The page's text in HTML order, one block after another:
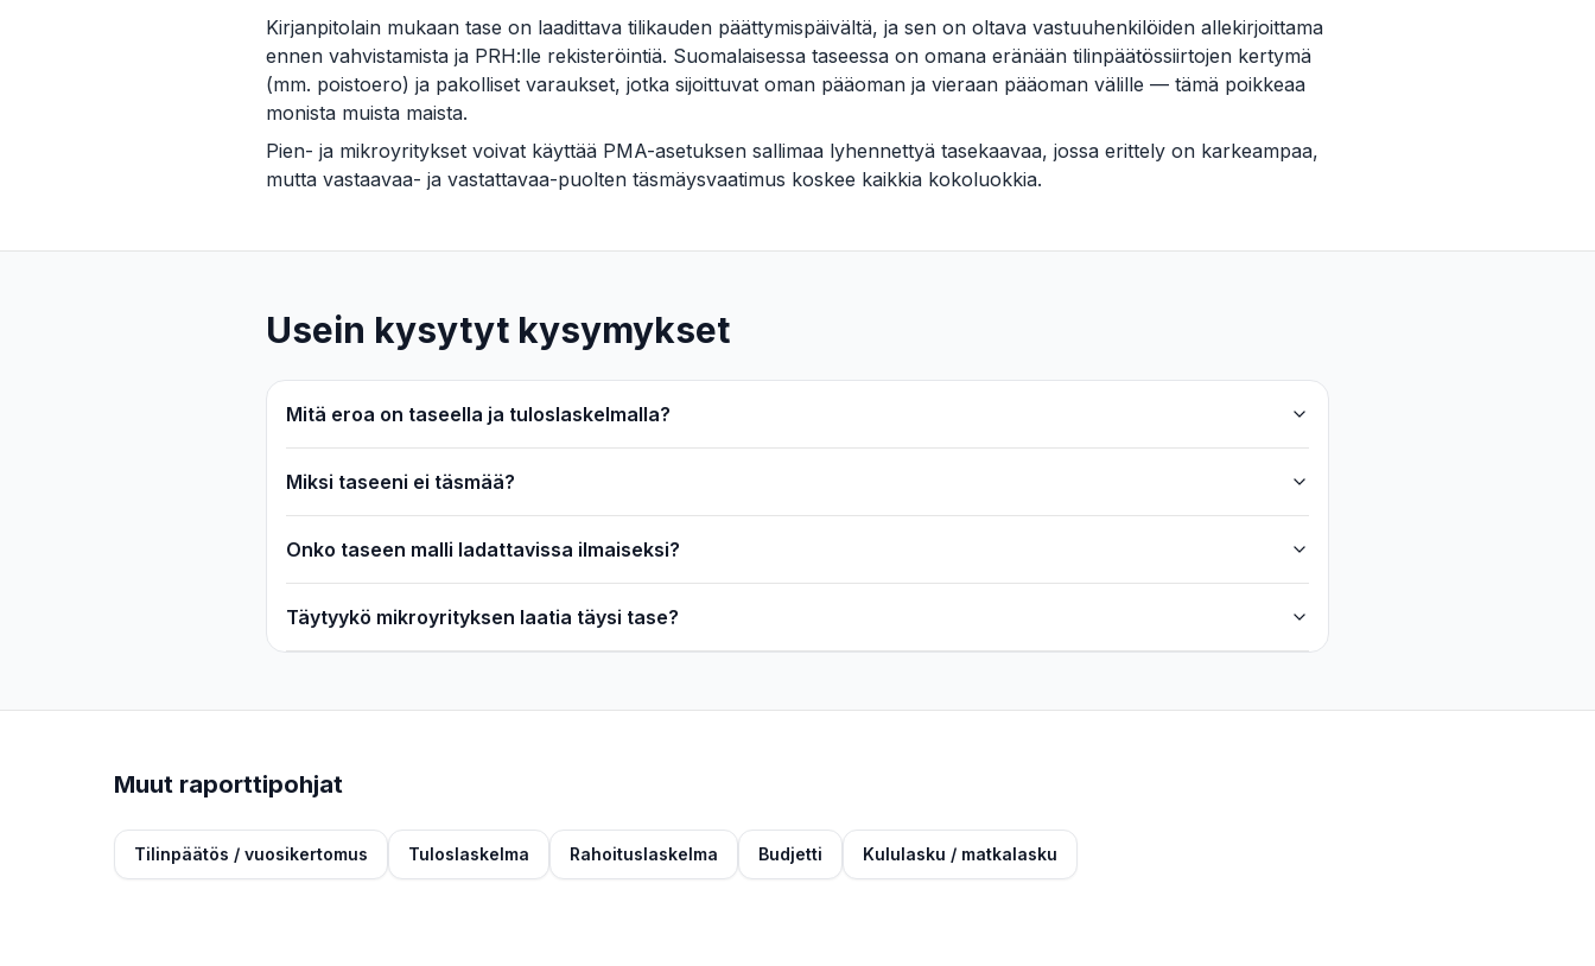
Kirjanpitolain mukaan tase on laadittava tilikauden päättymispäivältä, ja sen on oltava vastuuhenkilöiden allekirjoittama
ennen vahvistamista ja PRH:lle rekisteröintiä. Suomalaisessa taseessa on omana eränään tilinpäätössiirtojen kertymä
(mm. poistoero) ja pakolliset varaukset, jotka sijoittuvat oman pääoman ja vieraan pääoman välille — tämä poikkeaa
monista muista maista.
Pien- ja mikroyritykset voivat käyttää PMA-asetuksen sallimaa lyhennettyä tasekaavaa, jossa erittely on karkeampaa,
mutta vastaavaa- ja vastattavaa-puolten täsmäysvaatimus koskee kaikkia kokoluokkia.
Usein kysytyt kysymykset
Mitä eroa on taseella ja tuloslaskelmalla?
Miksi taseeni ei täsmää?
Onko taseen malli ladattavissa ilmaiseksi?
Täytyykö mikroyrityksen laatia täysi tase?
Muut raporttipohjat
Tilinpäätös / vuosikertomus Tuloslaskelma Rahoituslaskelma Budjetti Kululasku / matkalasku